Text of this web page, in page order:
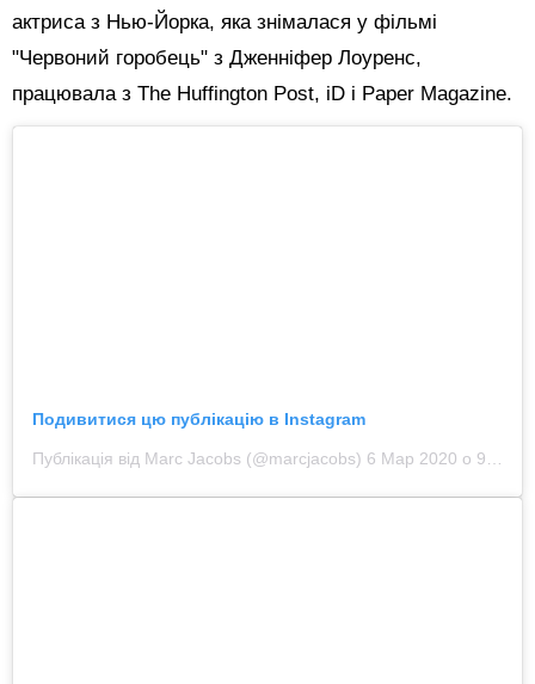
актриса з Нью-Йорка, яка знімалася у фільмі
"Червоний горобець" з Дженніфер Лоуренс,
працювала з The Huffington Post, iD і Paper Magazine.
Подивитися цю публікацію в Instagram
Публікація від Marc Jacobs (@marcjacobs) 6 Мар 2020 о 9:05 PST